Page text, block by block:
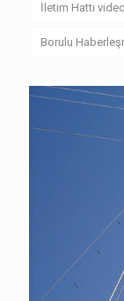
İletim Hattı video
Borulu